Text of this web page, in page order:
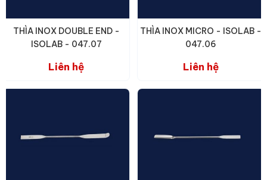
THÌA INOX DOUBLE END -
ISOLAB - 047.07
Liên hệ
THÌA INOX MICRO - ISOLAB -
047.06
Liên hệ